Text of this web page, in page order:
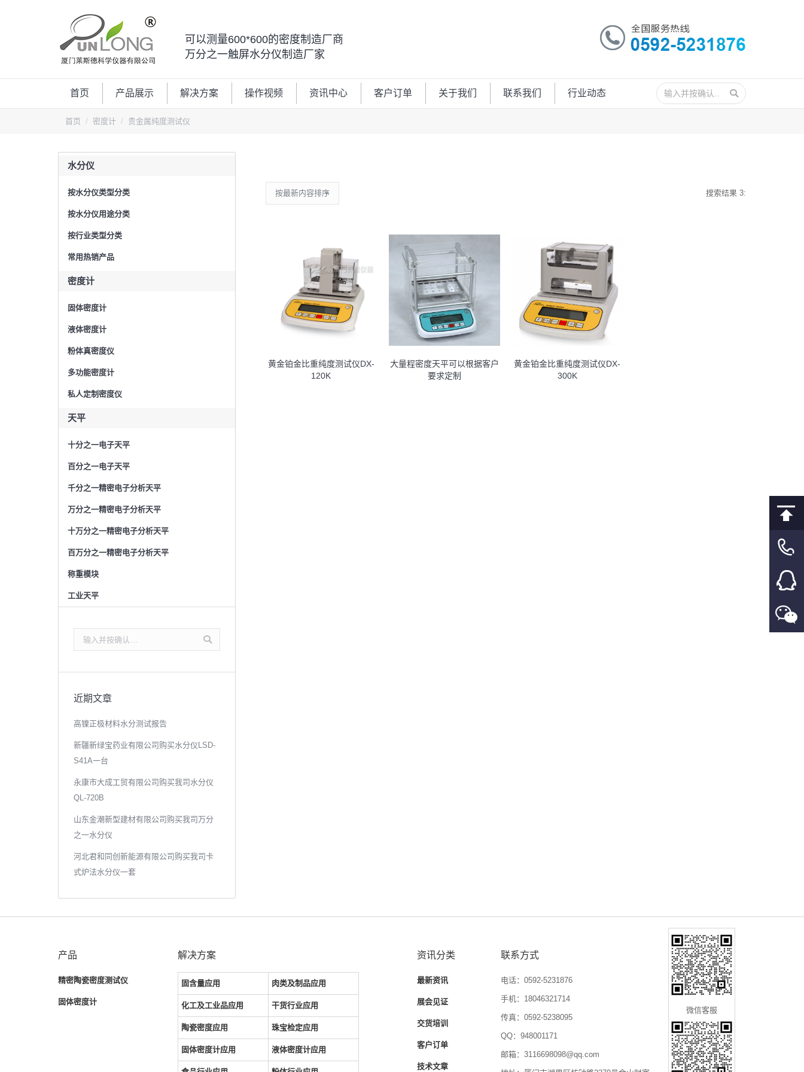
可以测量600*600的密度制造厂商
万分之一触屏水分仪制造厂家
首页 产品展示 解决方案 操作视频 资讯中心 客户订单 关于我们 联系我们 行业动态
搜
索：
首页
密度计 贵金属纯度测试仪
搜索结果 3:
黄金铂金比重纯度测试仪DX-
120K
大量程密度天平可以根据客户
要求定制
黄金铂金比重纯度测试仪DX-
300K
水分仪
按水分仪类型分类
按水分仪用途分类
按行业类型分类
常用热销产品
密度计
固体密度计
液体密度计
粉体真密度仪
多功能密度计
私人定制密度仪
天平
十分之一电子天平
百分之一电子天平
千分之一精密电子分析天平
万分之一精密电子分析天平
十万分之一精密电子分析天平
百万分之一精密电子分析天平
称重模块
工业天平
索：
近期文章
高镍正极材料水分测试报告
新疆新绿宝药业有限公司购买水分仪LSD-
S41A一台
永康市大成工贸有限公司购买我司水分仪
QL-720B
山东金潮新型建材有限公司购买我司万分
之一水分仪
河北君和同创新能源有限公司购买我司卡
式炉法水分仪一套
产品
精密陶瓷密度测试仪
固体密度计
解决方案
固含量应用 肉类及制品应用
化工及工业品应用 干货行业应用
陶瓷密度应用 珠宝检定应用
固体密度计应用 液体密度计应用
资讯分类
最新资讯
展会见证
交货培训
客户订单
技术文章
联系方式
电话：0592-5231876
手机：18046321714
传真：0592-5238095
QQ：948001171
邮箱：3116698098@qq.com
微信客服